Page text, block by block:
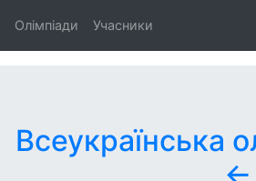
Олімпіади Учасники
Всеукраїнська